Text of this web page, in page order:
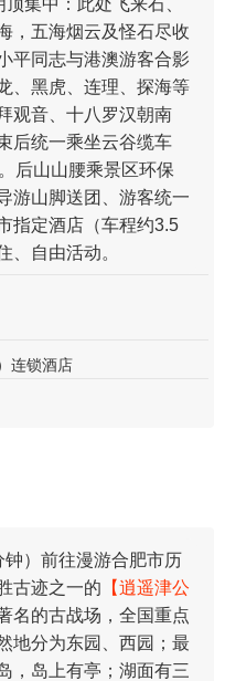
，五海烟云及怪石尽收
平同志与港澳游客合影
、黑虎、连理、探海等
观音、十八罗汉朝南
后统一乘坐云谷缆车
后山山腰乘景区环保
游山脚送团、游客统一
指定酒店（车程约3.5
、自由活动。
连锁酒店
）前往漫游合肥市历
古迹之一的 【逍遥津公
名的古战场，全国重点
地分为东园、西园；最
，岛上有亭；湖面有三